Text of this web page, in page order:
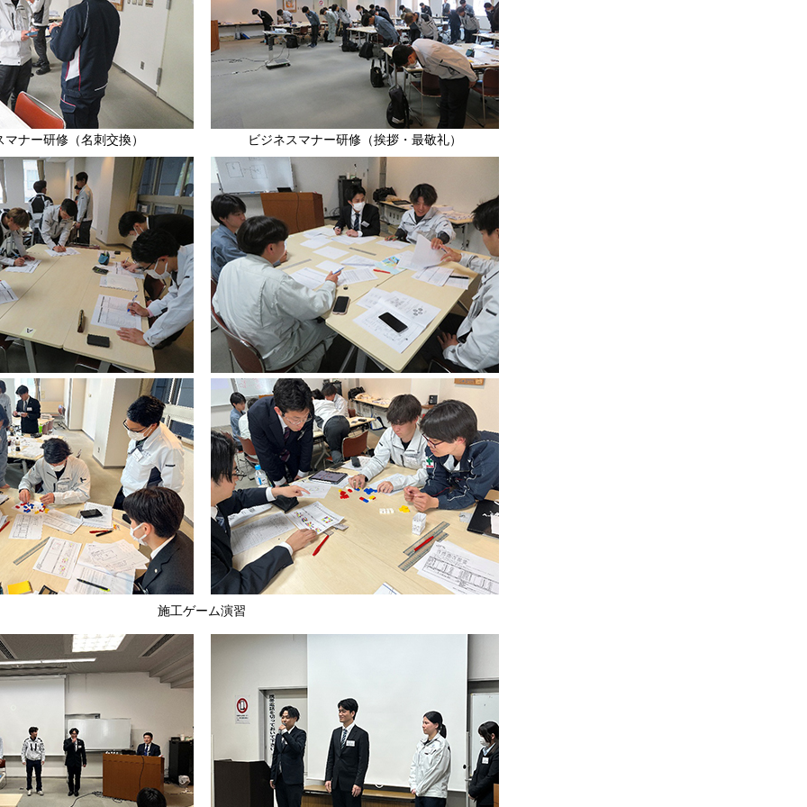
ナー研修（名刺交換） ビジネスマナー研修（挨拶・最敬礼）
施工ゲーム演習